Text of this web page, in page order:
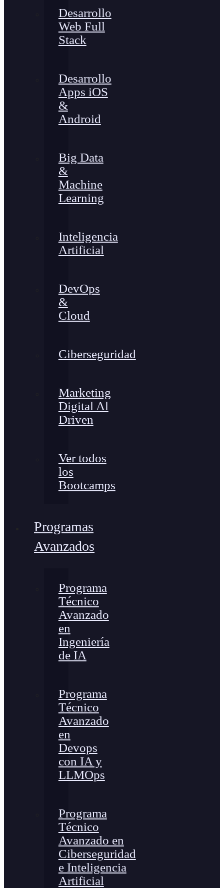
Desarrollo
Web Full
Stack
Desarrollo
Apps iOS
&
Android
Big Data
&
Machine
Learning
Inteligencia
Artificial
DevOps
&
Cloud
Ciberseguridad
Marketing
Digital Al
Driven
Ver todos
los
Bootcamps
Programas
Avanzados
Programa
Técnico
Avanzado
en
Ingeniería
de IA
Programa
Técnico
Avanzado
en
Devops
con IA y
LLMOps
Programa
Técnico
Avanzado en
Ciberseguridad
e Inteligencia
Artificial